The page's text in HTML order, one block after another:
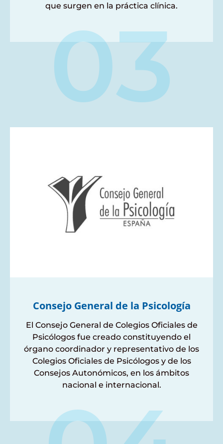
que surgen en la práctica clínica.
03
Consejo General de la Psicología
El Consejo General de Colegios Oficiales de
Psicólogos fue creado constituyendo el
órgano coordinador y representativo de los
Colegios Oficiales de Psicólogos y de los
Consejos Autonómicos, en los ámbitos
nacional e internacional.